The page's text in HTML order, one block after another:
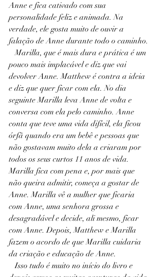
Anne e fica cativado com sua
personalidade feliz e animada. Na
verdade, ele gosta muito de ouvir a
falação de Anne durante todo o caminho.
   Marilla, que é mais dura e prática é um
pouco mais implacável e diz que vai
devolver Anne. Matthew é contra a ideia
e diz que quer ficar com ela. No dia
seguinte Marilla leva Anne de volta e
conversa com ela pelo caminho. Anne
conta que teve uma vida difícil, ela ficou
órfã quando era um bebê e pessoas que
não gostavam muito dela a criaram por
todos os seus curtos 11 anos de vida.
Marilla fica com pena e, por mais que
não queira admitir, começa a gostar de
Anne. Marilla vê a mulher que ficaria
com Anne, uma senhora grossa e
desagradável e decide, ali mesmo, ficar
com Anne. Depois, Matthew e Marilla
fazem o acordo de que Marilla cuidaria
da criação e educação de Anne.
   Isso tudo é muito no início do livro e